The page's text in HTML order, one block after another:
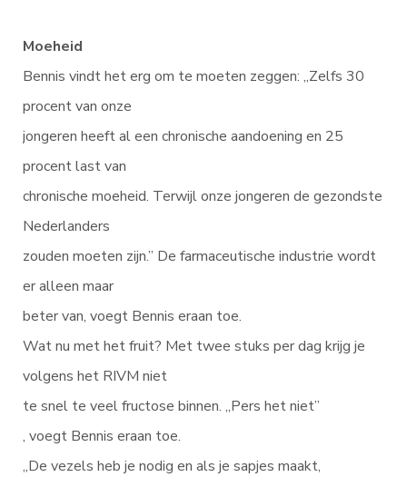
Moeheid
Bennis vindt het erg om te moeten zeggen: „Zelfs 30
procent van onze
jongeren heeft al een chronische aandoening en 25
procent last van
chronische moeheid. Terwijl onze jongeren de gezondste
Nederlanders
zouden moeten zijn.” De farmaceutische industrie wordt
er alleen maar
beter van, voegt Bennis eraan toe.
Wat nu met het fruit? Met twee stuks per dag krijg je
volgens het RIVM niet
te snel te veel fructose binnen. „Pers het niet”
, voegt Bennis eraan toe.
„De vezels heb je nodig en als je sapjes maakt,